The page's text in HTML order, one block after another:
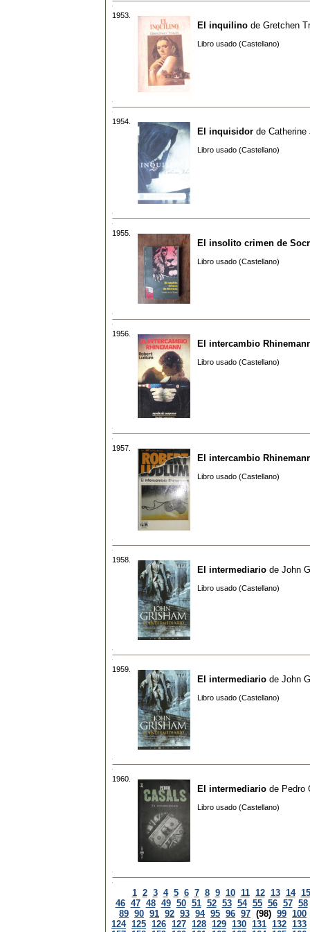
1953.
El inquilino de Gretchen
Libro usado (Castellano)
1954.
El inquisidor de Catherine
Libro usado (Castellano)
1955.
El insolito crimen de
Libro usado (Castellano)
1956.
El intercambio
Libro usado (Castellano)
1957.
El intercambio
Libro usado (Castellano)
1958.
El intermediario de John
Libro usado (Castellano)
1959.
El intermediario de John
Libro usado (Castellano)
1960.
El intermediario de Pedro
Libro usado (Castellano)
1 2 3 4 5 6 7 8 9 10 11 12 13 14 15
46 47 48 49 50 51 52 53 54 55 56 57 58
89 90 91 92 93 94 95 96 97 (98) 99 100
124 125 126 127 128 129 130 131 132 133